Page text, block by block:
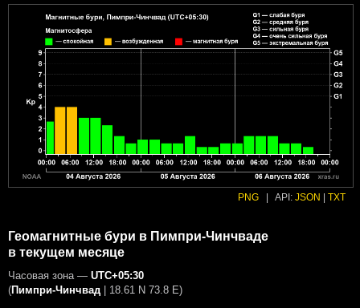
PNG API: JSON TXT
Геомагнитные бури в Пимпри-Чинчваде
в текущем месяце
Часовая зона — UTC+05:30
(Пимпри-Чинчвад 18.61 N 73.8 E)